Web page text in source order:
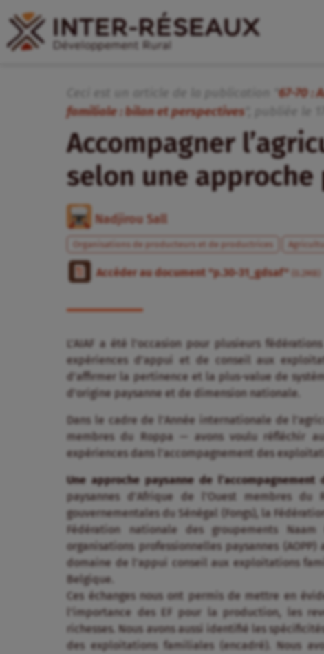
Ceci est un article de la publication "67-70 :
familiale : bilan et perspectives
Accompagner
selon une approche
Nadjirou Sall
Organisations de producteurs et de productrices
Accéder au document "p.30-31_gdsaf" (0.2MB)
L’AIAF a été l’occasion pour plusieurs
expériences d’appui et de conseil aux
d’affirmer la pertinence et la plus-value de
d’origine paysanne et de dimension nationale.
Dans le cadre de l’Année internationale de
membres du Roppa — avons voulu réfléchir
expériences dans l’accompagnement des
Une approche paysanne de
paysannes d’Afrique de l’Ouest membres
gouvernementales du Sénégal (Fongs), la
Fédération nationale des groupements
organisations professionnelles paysannes
domaine de l’appui conseil aux exploitations
Belgique.
Ces échanges nous ont permis de mettre en
l’importance des EF pour la production, les
richesses. Nous avons aussi identifié les
des exploitations familiales (encadré). Nous